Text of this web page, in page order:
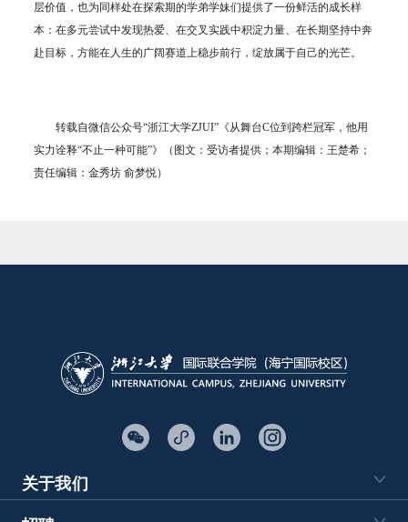
层价值，也为同样处在探索期的学弟学妹们提供了一份鲜活的成长样
本：在多元尝试中发现热爱、在交叉实践中积淀力量、在长期坚持中奔
赴目标，方能在人生的广阔赛道上稳步前行，绽放属于自己的光芒。
转载自微信公众号“浙江大学ZJUI”《从舞台C位到跨栏冠军，他用
实力诠释“不止一种可能”》（图文：受访者提供；本期编辑：王楚希；
责任编辑：金秀坊 俞梦悦）
关于我们